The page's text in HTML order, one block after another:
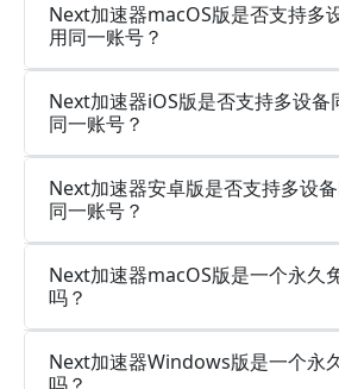
Next加速器macOS版是否支持多
用同一账号？
Next加速器iOS版是否支持多设备
同一账号？
Next加速器安卓版是否支持多设
同一账号？
Next加速器macOS版是一个永久
吗？
Next加速器Windows版是一个永